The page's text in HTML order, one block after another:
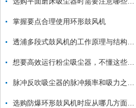
掌握要点合理使用环形鼓风机